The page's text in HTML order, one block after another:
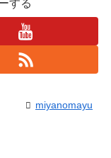
する
miyanomayu